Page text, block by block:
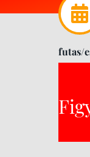
futas/